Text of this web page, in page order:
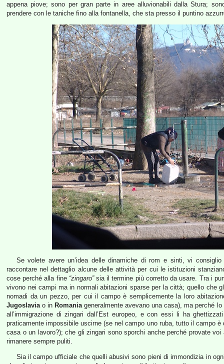
appena piove; sono per gran parte in aree alluvionabili dalla Stura;
prendere con le taniche fino alla fontanella, che sta presso il puntino
Se volete avere un’idea delle dinamiche di rom e sinti, vi
raccontare nel dettaglio alcune delle attività per cui le istituzioni
cose perché alla fine “zingaro”sia il termine più corretto da usare. Tra i
vivono nei campi ma in normali abitazioni sparse per la città; quello che
nomadi da un pezzo, per cui il campo è semplicemente la loro
Jugoslaviao in Romaniageneralmente avevano una casa), ma perché
all’immigrazione di zingari dall’Est europeo, e con essi li ha
praticamente impossibile uscirne (se nel campo uno ruba, tutto il campo
casa o un lavoro?); che gli zingari sono sporchi anche perché provate
rimanere sempre puliti.
Sia il campo ufficiale che quelli abusivi sono pieni di immondizia in